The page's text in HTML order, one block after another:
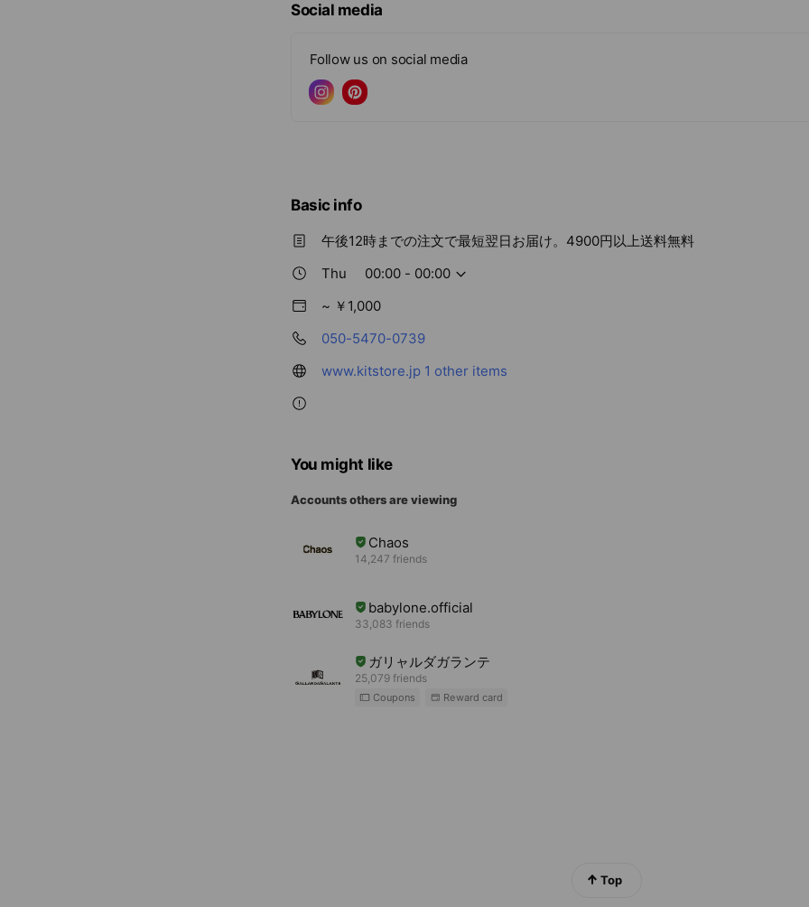
Social media
Follow us on social media
Basic info
午後12時までの注文で最短翌日お届け。4900円以上送料無料
Thu
00:00 - 00:00
~ ￥1,000
050-5470-0739
www.kitstore.jp 1 other items
You might like
Accounts others are viewing
Chaos
14,247 friends
babylone.official
33,083 friends
ガリャルダガランテ
25,079 friends
Coupons Reward card
Top